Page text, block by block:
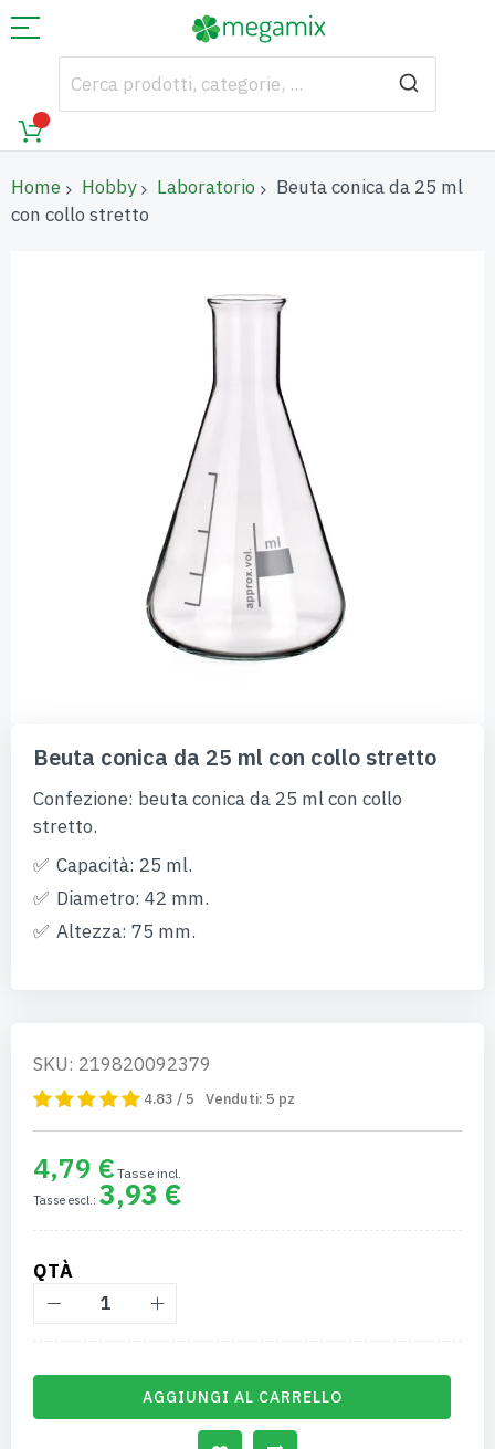
Home Hobby Laboratorio
Beuta conica da 25 ml
con collo stretto
all'inizio
della
galleria
immagini
Beuta conica da 25 ml con collo stretto
Confezione: beuta conica da 25 ml con collo
stretto.
Capacità: 25 ml.
Diametro: 42 mm.
Altezza: 75 mm.
SKU: 219820092379
4.83 / 5 Venduti: 5 pz
4,79 €
3,93 €
QTÀ
AGGIUNGI AL CARRELLO